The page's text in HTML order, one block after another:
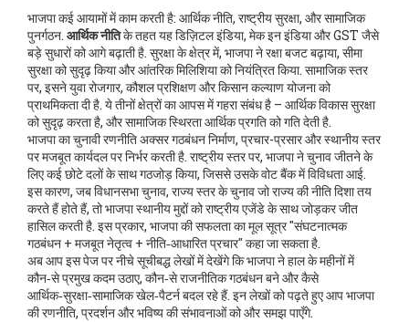
भाजपा कई आयामों में काम करती है: आर्थिक नीति, राष्ट्रीय सुरक्षा, और सामाजिक
पुनर्गठन. आर्थिक नीतिके तहत यह डिज़िटल इंडिया, मेक इन इंडिया और GST जैसे
बड़े सुधारों को आगे बढ़ाती है. सुरक्षा के क्षेत्र में, भाजपा ने रक्षा बजट बढ़ाया, सीमा
सुरक्षा को सुदृढ़ किया और आंतरिक मिलिशिया को नियंत्रित किया. सामाजिक स्तर
पर, इसने युवा रोजगार, कौशल प्रशिक्षण और किसान कल्याण योजना को
प्राथमिकता दी है. ये तीनों क्षेत्रों का आपस में गहरा संबंध है – आर्थिक विकास सुरक्षा
को सुदृढ़ करता है, और सामाजिक स्थिरता आर्थिक प्रगति को गति देती है.
भाजपा का चुनावी रणनीति अक्सर गठबंधन निर्माण, प्रचार-प्रसार और स्थानीय स्तर
पर मजबूत कार्यदल पर निर्भर करती है. राष्ट्रीय स्तर पर, भाजपा ने चुनाव जीतने के
लिए कई छोटे दलों के साथ गठजोड़ किया, जिससे उसके वोट बैंक में विविधता आई.
इस कारण, जबविधानसभा चुनाव, राज्य स्तर के चुनाव जो राज्य की नीति दिशा तय
करते हैंहोते हैं, तो भाजपा स्थानीय मुद्दों को राष्ट्रीय एजेंडे के साथ जोड़कर जीत
हासिल करती है. इस प्रकार, भाजपा की सफलता का मूल सूत्र "संघटनात्मक
गठबंधन + मजबूत नेतृत्व + नीति‑आधारित प्रचार" कहा जा सकता है.
अब आप इस पेज पर नीचे सूचीबद्ध लेखों में देखेंगे कि भाजपा ने हाल के महीनों में
कौन‑से प्रमुख कदम उठाए, कौन‑से राजनीतिक गठबंधन बने और कैसे
आर्थिक‑सुरक्षा‑सामाजिक खेल‑पैटर्न बदल रहे हैं. इन लेखों को पढ़ते हुए आप भाजपा
की रणनीति, प्रदर्शन और भविष्य की संभावनाओं को और समझ पाएँगे.